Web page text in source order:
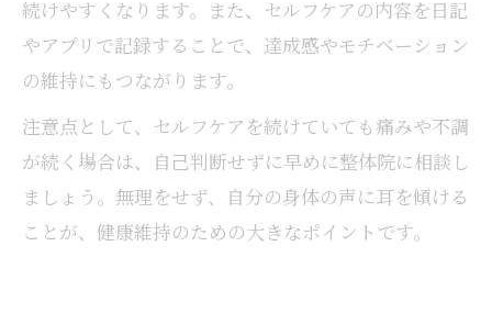
続けやすくなります。また、セルフケアの内容を日記
やアプリで記録することで、達成感やモチベーション
の維持にもつながります。
注意点として、セルフケアを続けていても痛みや不調
が続く場合は、自己判断せずに早めに整体院に相談し
ましょう。無理をせず、自分の身体の声に耳を傾ける
ことが、健康維持のための大きなポイントです。